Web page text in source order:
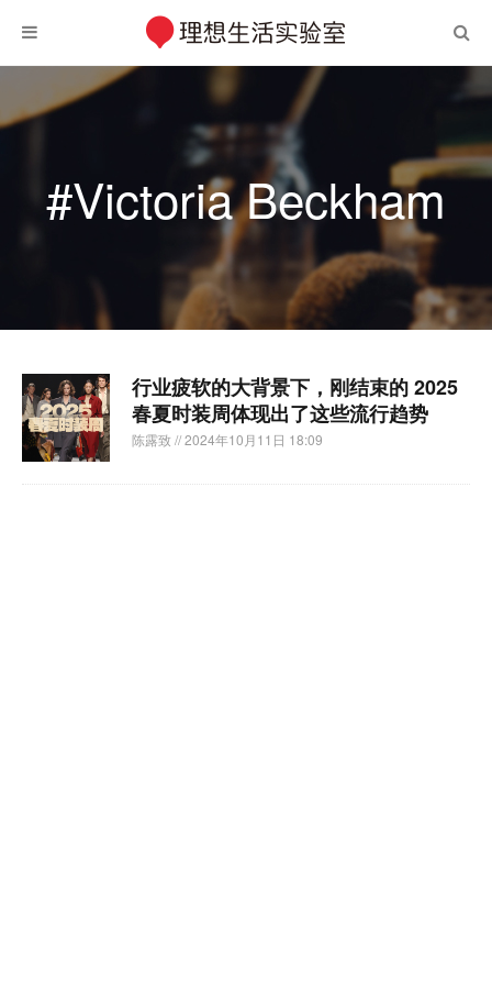
#Victoria Beckham
行业疲软的大背景下，刚结束的 2025
春夏时装周体现出了这些流行趋势
陈露致// 2024年10月11日 18:09